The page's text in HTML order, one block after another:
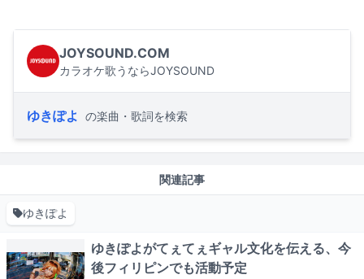
JOYSOUND.COM
カラオケ歌うならJOYSOUND
ゆきぽよ の楽曲・歌詞を検索
関連記事
ゆきぽよ
ゆきぽよがてぇてぇギャル文化を伝える、今
後フィリピンでも活動予定